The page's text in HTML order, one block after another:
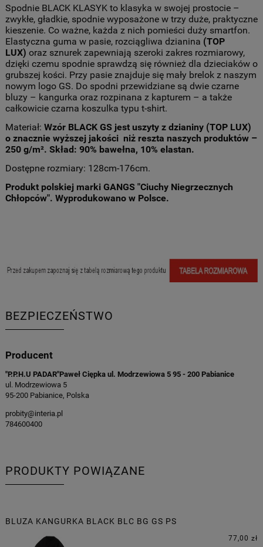
Spodnie BLACK KLASYK to klasyka w swojej prostocie –
zwykłe, gładkie, spodnie wyposażone w trzy duże, praktyczne
kieszenie. Co ważne, każda z nich pomieści duży smartfon.
Elastyczna guma w pasie, rozciągliwa dzianina (TOP
LUX) oraz sznurek zapewniają szeroki zakres rozmiarowy,
dzięki czemu spodnie sprawdzą się również dla dzieciaków o
grubszej kości. Przy pasie znajduje się mały brelok z naszym
nowym logo GS. Do spodni przewidziane są dwie czarne
bluzy – kangurka oraz rozpinana z kapturem – a także
całkowicie czarna koszulka typu t-shirt.
Materiał: Wzór BLACK GS jest uszyty z dzianiny (TOP LUX)
o znacznie wyższej jakości niż reszta naszych produktów –
250 g/m². Skład: 90% bawełna, 10% elastan.
Dostępne rozmiary: 128cm-176cm.
Produkt polskiej marki GANGS "Ciuchy Niegrzecznych
Chłopców". Wyprodukowano w Polsce.
BEZPIECZEŃSTWO
Producent
"P.P.H.U PADAR"Paweł Ciępka ul. Modrzewiowa 5 95 - 200 Pabianice
ul. Modrzewiowa 5
95-200 Pabianice, Polska
probity@interia.pl
784600400
PRODUKTY POWIĄZANE
BLUZA KANGURKA BLACK BLC BG GS PS
77,00 zł